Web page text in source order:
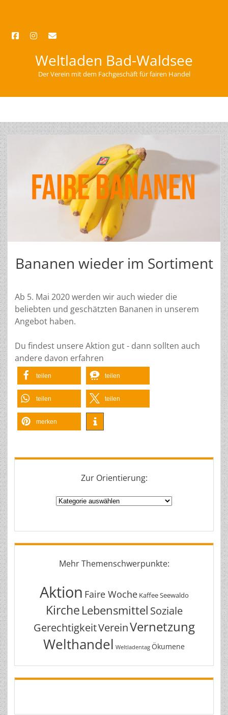
facebookinstagram
email
Weltladen Bad-Waldsee
Der Verein mit dem Fachgeschäft für fairen Handel
Bananen wieder im Sortiment
Ab 5. Mai 2020 werden wir auch wieder die
beliebten und geschätzten Bananen in unserem
Angebot haben.
Du findest unsere Aktion gut - dann sollten auch
andere davon erfahren
teilen teilen
teilen teilen
merken
Zur Orientierung:
Zur
Mehr Themenschwerpunkte:
Aktion Faire Woche Kaffee Seewaldo
Kirche Lebensmittel Soziale
GerechtigkeitVereinVernetzung
Welthandel Weltladentag Ökumene